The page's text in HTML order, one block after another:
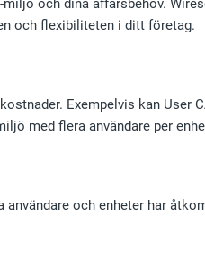
och dina affärsbehov.
och flexibiliteten i ditt företag.
Exempelvis kan User
med flera användare per
och enheter har